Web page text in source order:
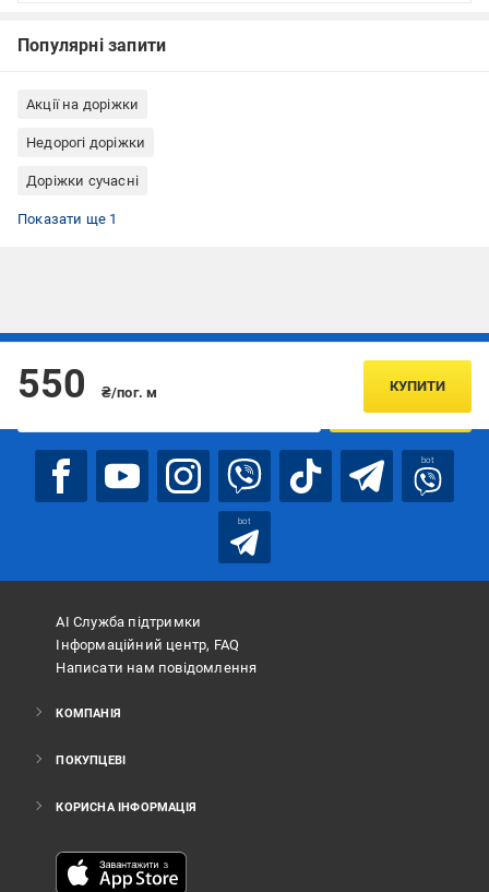
Популярні запити
Акції на доріжки
Недорогі доріжки
Доріжки сучасні
Доріжки сірі
Показати ще 1
550 ₴/пог. м КУПИТИ
Підписуйтесь, щоб дізнаватись першим про акції та пропозиції
ПІДПИСАТИСЯ
bot
bot
АІ Служба підтримки
Інформаційний центр, FAQ
Написати нам повідомлення
КОМПАНІЯ
ПОКУПЦЕВІ
КОРИСНА ІНФОРМАЦІЯ